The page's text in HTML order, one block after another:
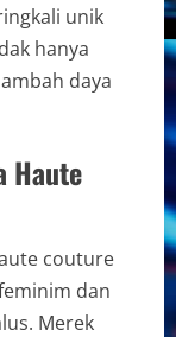
unik
hanya
daya
Haute
couture
dan
Merek